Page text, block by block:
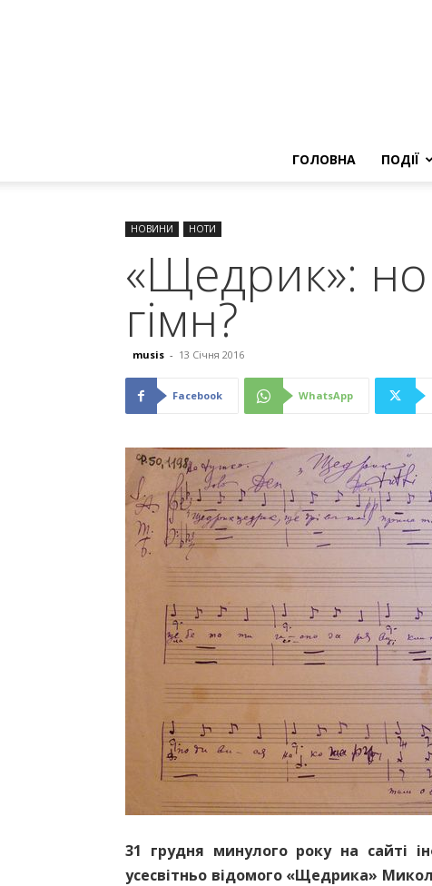
ГОЛОВНА ПОДІЇ
НОВИНИ НОТИ
«Щедрик»:
гімн?
musis - 13 Січня 2016
Facebook WhatsApp
31 грудня минулого року на сайті
усесвітньо відомого «Щедрика»